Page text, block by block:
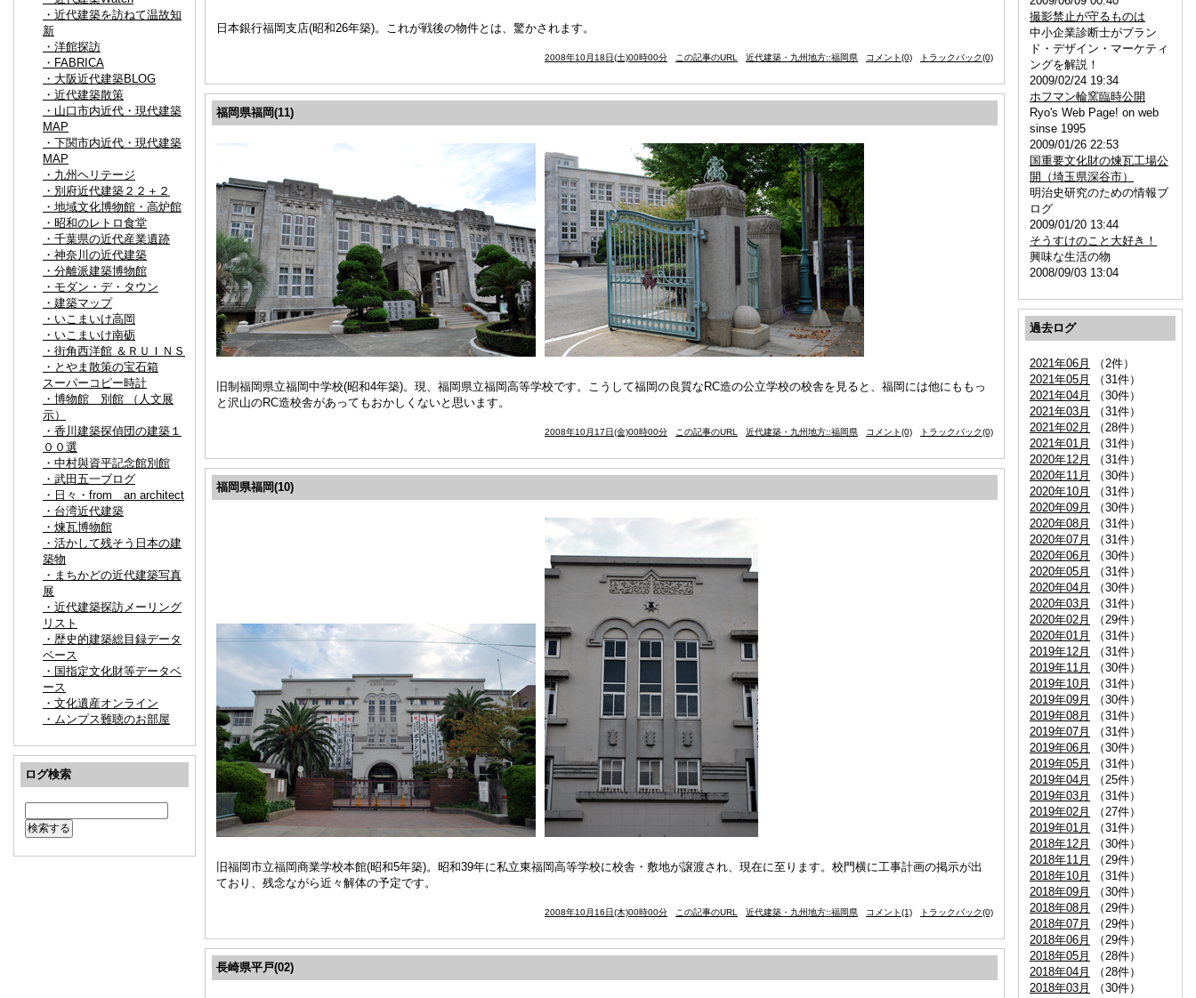
・近代建築を訪ねて温故知
新
・洋館探訪
・FABRICA
・大阪近代建築BLOG
・近代建築散策
・山口市内近代・現代建築
MAP
・下関市内近代・現代建築
MAP
・九州ヘリテージ
・別府近代建築２２＋２
・地域文化博物館・高炉館
・昭和のレトロ食堂
・千葉県の近代産業遺跡
・神奈川の近代建築
・分離派建築博物館
・モダン・デ・タウン
・建築マップ
・いこまいけ高岡
・いこまいけ南砺
・街角西洋館 ＆ＲＵＩＮＳ
・とやま散策の宝石箱
スーパーコピー時計
・博物館 別館 （人文展
示）
・香川建築探偵団の建築１
００選
・中村與資平記念館別館
・武田五一ブログ
・日々・from an architect
・台湾近代建築
・煉瓦博物館
・活かして残そう日本の建
築物
・まちかどの近代建築写真
展
・近代建築探訪メーリング
リスト
・歴史的建築総目録データ
ベース
・国指定文化財等データベ
ース
・文化遺産オンライン
・ムンプス難聴のお部屋
ログ検索
撮影禁止が守るものは
中小企業診断士がブラン
ド・デザイン・マーケティ
ングを解説！
2009/02/24 19:34
ホフマン輪窯臨時公開
Ryo's Web Page! on web
sinse 1995
2009/01/26 22:53
国重要文化財の煉瓦工場公
開（埼玉県深谷市）
明治史研究のための情報ブ
ログ
2009/01/20 13:44
そうすけのこと大好き！
興味な生活の物
2008/09/03 13:04
過去ログ
2021年06月
（2件）
2021年05月
（31件）
2021年04月
（30件）
2021年03月
（31件）
2021年02月
（28件）
2021年01月
（31件）
2020年12月
（31件）
2020年11月
（30件）
2020年10月
（31件）
2020年09月
（30件）
2020年08月
（31件）
2020年07月
（31件）
2020年06月
（30件）
2020年05月
（31件）
2020年04月
（30件）
2020年03月
（31件）
2020年02月
（29件）
2020年01月
（31件）
2019年12月
（31件）
2019年11月
（30件）
2019年10月
（31件）
2019年09月
（30件）
2019年08月
（31件）
2019年07月
（31件）
2019年06月
（30件）
2019年05月
（31件）
2019年04月
（25件）
2019年03月
（31件）
2019年02月
（27件）
2019年01月
（31件）
2018年12月
（30件）
2018年11月
（29件）
2018年10月
（31件）
2018年09月
（30件）
2018年08月
（29件）
2018年07月
（29件）
2018年06月
（29件）
2018年05月
（28件）
2018年04月
（28件）
2018年03月
（30件）
日本銀行福岡支店(昭和26年築)。これが戦後の物件とは、驚かされます。
2008年10月18日(土)00時00分 この記事のURL 近代建築・九州地方::福岡県 コメント(0) トラックバック(0)
福岡県福岡(11)
旧制福岡県立福岡中学校(昭和4年築)。現、福岡県立福岡高等学校です。こうして福岡の良質なRC造の公立学校の校舎を見ると、福岡には他にももっ
と沢山のRC造校舎があってもおかしくないと思います。
2008年10月17日(金)00時00分 この記事のURL 近代建築・九州地方::福岡県 コメント(0) トラックバック(0)
福岡県福岡(10)
旧福岡市立福岡商業学校本館(昭和5年築)。昭和39年に私立東福岡高等学校に校舎・敷地が譲渡され、現在に至ります。校門横に工事計画の掲示が出
ており、残念ながら近々解体の予定です。
2008年10月16日(木)00時00分 この記事のURL 近代建築・九州地方::福岡県 コメント(1) トラックバック(0)
長崎県平戸(02)